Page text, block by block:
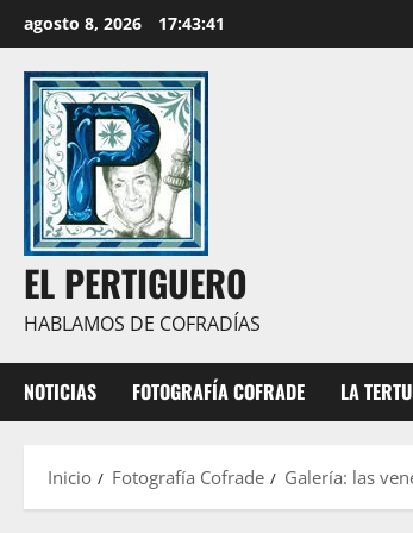
al
contenido
agosto 8, 2026 17:43:43
EL PERTIGUERO
HABLAMOS DE COFRADÍAS
NOTICIAS FOTOGRAFÍA COFRADE LA
Inicio Fotografía Cofrade Galería: las